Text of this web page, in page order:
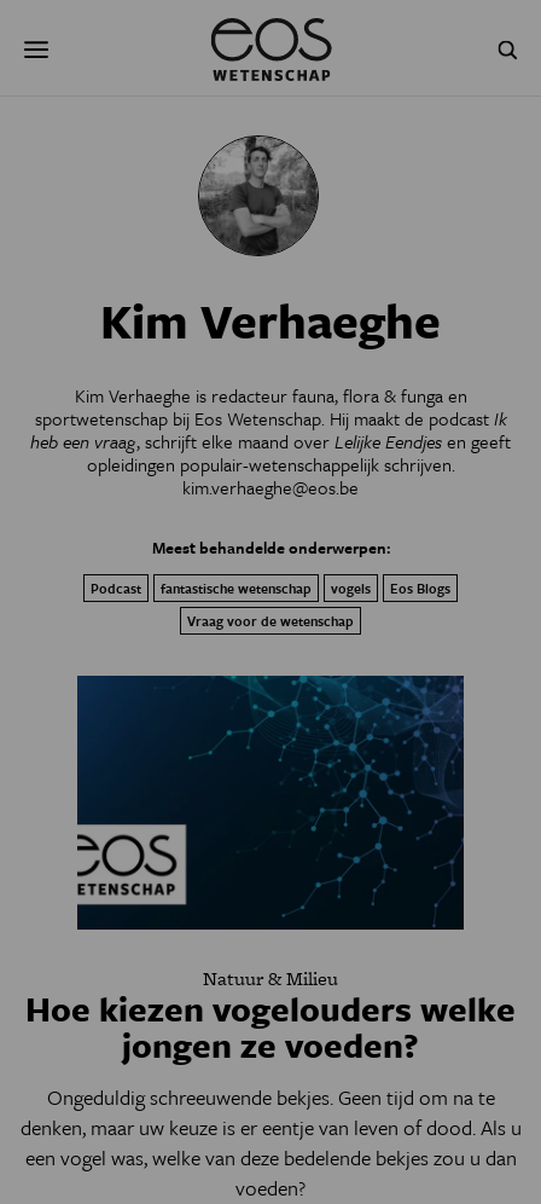
naar
NATUURWETENSCHAPPEN
PSYCHE & BREIN BLOGS
JONGE UITDAGERS
Kim Verhaeghe
Kim Verhaeghe is redacteur fauna, flora & funga en
sportwetenschap bij Eos Wetenschap. Hij maakt de podcastIk
heb een vraag, schrijft elke maand overLelijke Eendjesen geeft
opleidingen populair-wetenschappelijk schrijven.
kim.verhaeghe@eos.be
Meest behandelde onderwerpen:
Podcast fantastische wetenschap vogels
Eos Blogs
Vraag voor de wetenschap
Natuur & Milieu
Hoe kiezen vogelouders welke
jongen ze voeden?
Ongeduldig schreeuwende bekjes. Geen tijd om na te
denken, maar uw keuze is er eentje van leven of dood. Als u
een vogel was, welke van deze bedelende bekjes zou u dan
voeden?